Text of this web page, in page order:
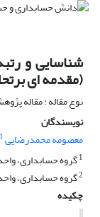
شناسایی و
(مقدمه ای
نوع مقاله : مقاله
نویسندگان
معصومه محمدرضایی1
1گروه حسابداری،
2گروه حسابداری،
چکیده